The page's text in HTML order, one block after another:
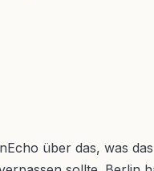
über das, was